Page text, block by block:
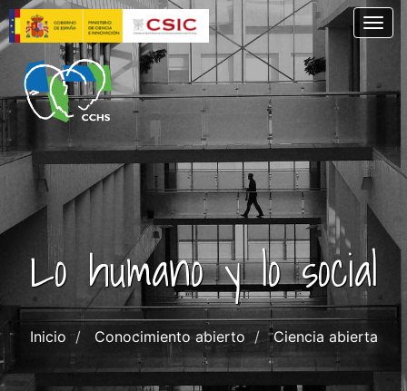
Pasar
al
contenido
principal
Lo humano y lo social
Inicio Conocimiento abierto Ciencia abierta